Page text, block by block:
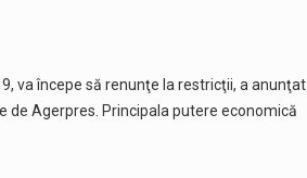
va începe să renunţe la restricţii, a anunţat
de Agerpres. Principala putere economică